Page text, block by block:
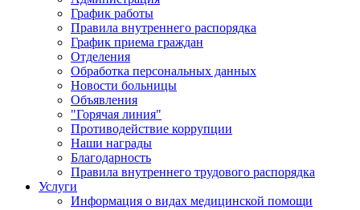
График работы
Правила внутреннего распорядка
График приема граждан
Отделения
Обработка персональных данных
Новости больницы
Объявления
"Горячая линия"
Противодействие коррупции
Наши награды
Благодарность
Правила внутреннего трудового распорядка
Услуги
Информация о видах медицинской помощи